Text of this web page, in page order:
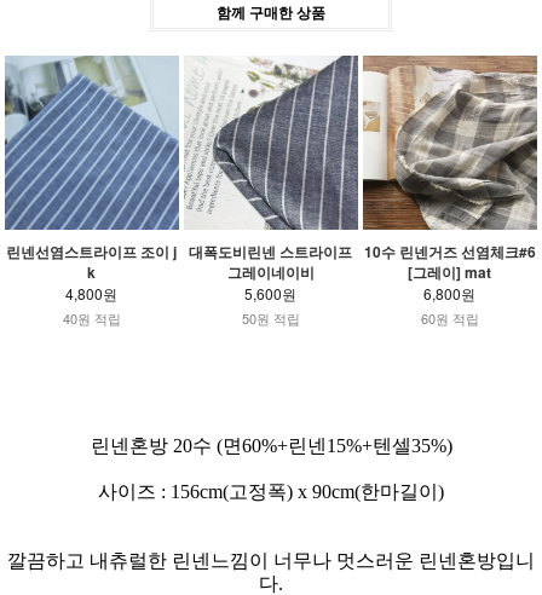
함께 구매한 상품
린넨선염스트라이프 조이 j
k
4,800원
40원 적립
대폭도비린넨 스트라이프
그레이네이비
5,600원
50원 적립
10수 린넨거즈 선염체크#6
[그레이] mat
6,800원
60원 적립
린넨혼방 20수 (면60%+린넨15%+텐셀35%)
사이즈 : 156cm(고정폭) x 90cm(한마길이)
깔끔하고 내츄럴한 린넨느낌이 너무나 멋스러운 린넨혼방입니
다.